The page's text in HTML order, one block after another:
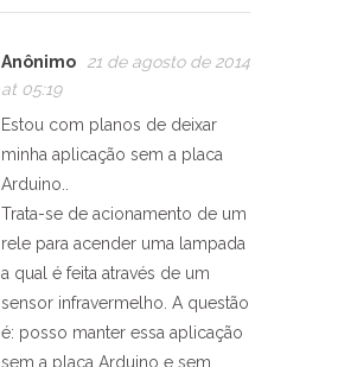
Anônimo
21 de agosto de 2014
at 05:19
Estou com planos de deixar
minha aplicação sem a placa
Arduino..
Trata-se de acionamento de um
rele para acender uma lampada
a qual é feita através de um
sensor infravermelho. A questão
é: posso manter essa aplicação
sem a placa Arduino e sem